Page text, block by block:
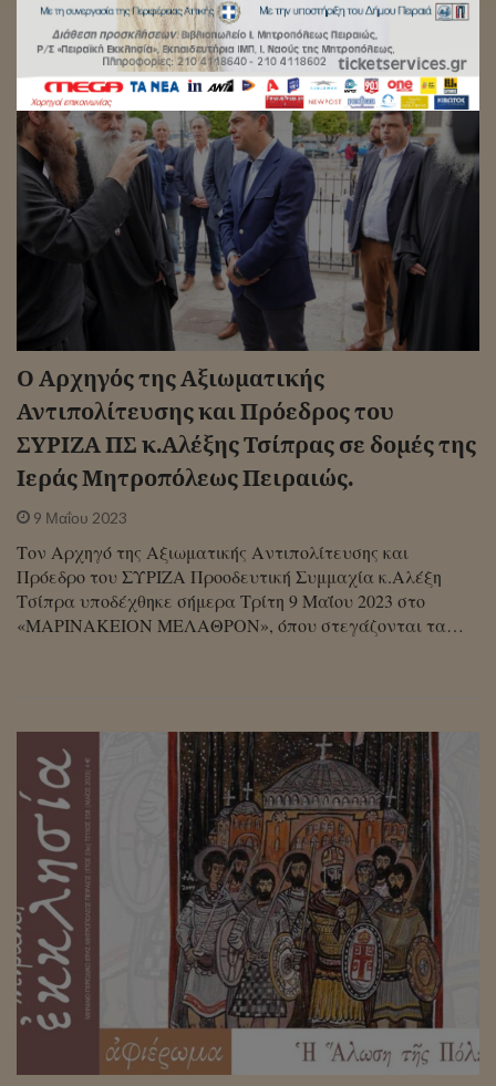
Ο Αρχηγός της Αξιωματικής
Αντιπολίτευσης και Πρόεδρος του
ΣΥΡΙΖΑ ΠΣ κ.Αλέξης Τσίπρας σε δομές της
Ιεράς Μητροπόλεως Πειραιώς.
9 Μαΐου 2023
Τον Αρχηγό της Αξιωματικής Αντιπολίτευσης και
Πρόεδρο του ΣΥΡΙΖΑ Προοδευτική Συμμαχία κ.Αλέξη
Τσίπρα υποδέχθηκε σήμερα Τρίτη 9 Μαΐου 2023 στο
«ΜΑΡΙΝΑΚΕΙΟΝ ΜΕΛΑΘΡΟΝ», όπου στεγάζονται τα…